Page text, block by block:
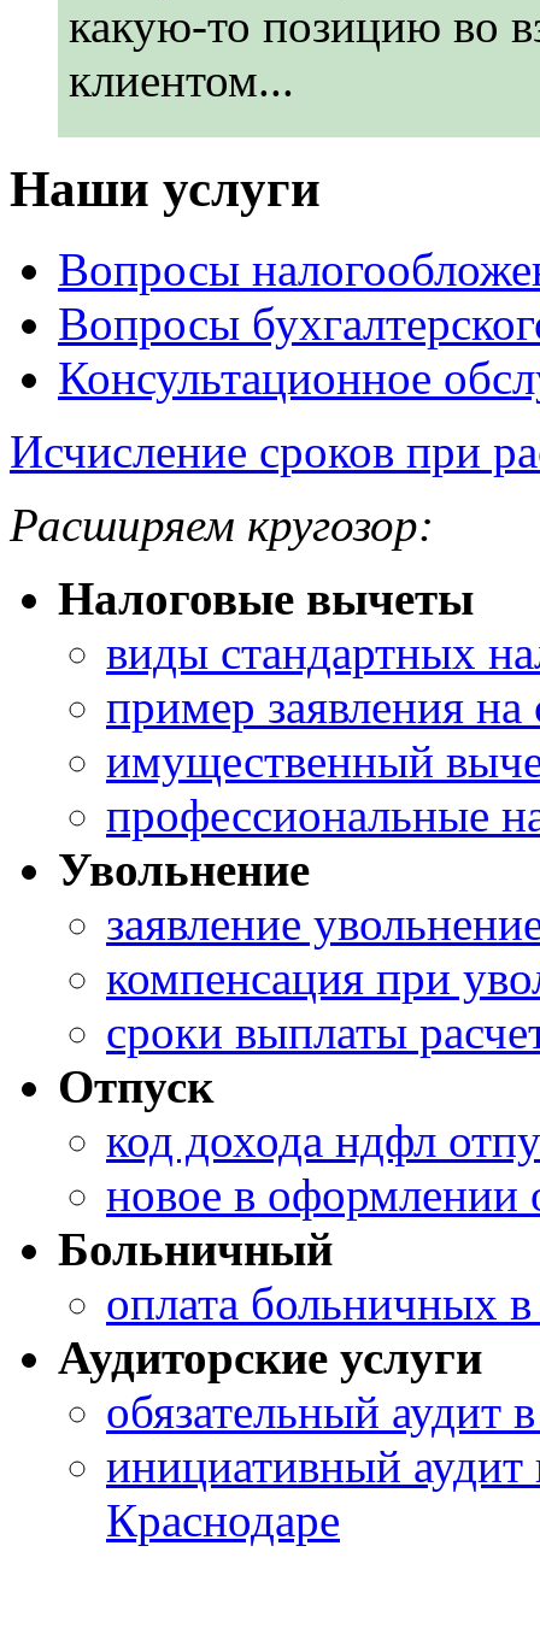
какую-то позицию во
клиентом...
Наши услуги
Вопросы
Вопросы
Консультационное
Исчисление сроков при
Расширяем кругозор:
Налоговые вычеты
виды стандартных
пример заявления
имущественный
профессиональные
Увольнение
заявление
компенсация при
сроки выплаты
Отпуск
код дохода ндфл
новое в оформлении
Больничный
оплата больничных в
Аудиторские услуги
обязательный аудит
инициативный аудит
Краснодаре